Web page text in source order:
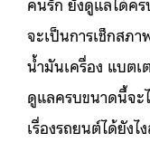
จะเป็นการเช็กสภา
น้ำมันเครื่อง แบตเ
ดูแลครบขนาดนี้จะ
เรื่องรถยนต์ได้ยังไ